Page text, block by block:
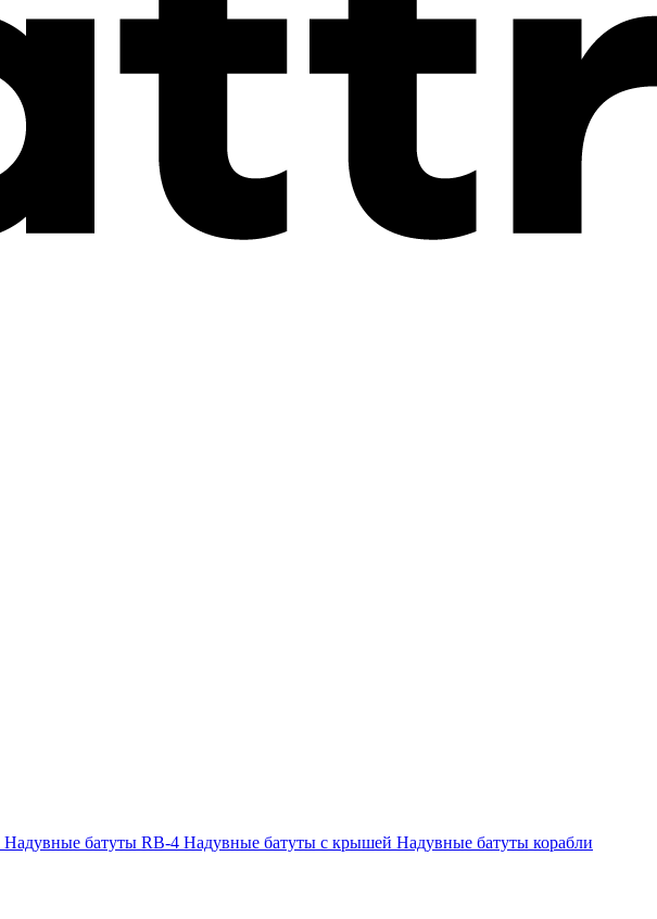
Надувные батуты RB-4 Надувные батуты с крышей Надувные батуты корабли